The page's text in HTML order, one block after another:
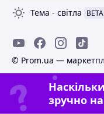
Тема - світла BETA
© Prom.ua —
Наскільки
зручно